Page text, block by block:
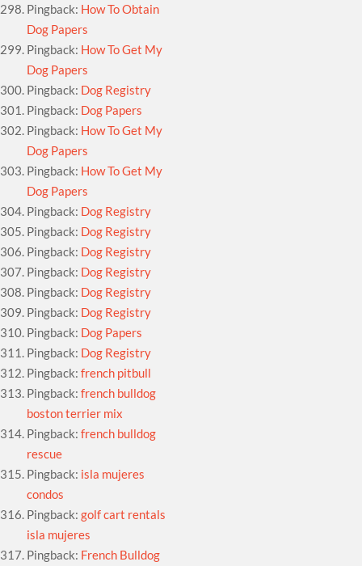
Pingback: How To Obtain
Dog Papers
Pingback: How To Get My
Dog Papers
Pingback: Dog Registry
Pingback: Dog Papers
Pingback: How To Get My
Dog Papers
Pingback: How To Get My
Dog Papers
Pingback: Dog Registry
Pingback: Dog Registry
Pingback: Dog Registry
Pingback: Dog Registry
Pingback: Dog Registry
Pingback: Dog Registry
Pingback: Dog Papers
Pingback: Dog Registry
Pingback:french pitbull
Pingback:french bulldog
boston terrier mix
Pingback:french bulldog
rescue
Pingback: isla mujeres
condos
Pingback:golf cart rentals
isla mujeres
Pingback: French Bulldog